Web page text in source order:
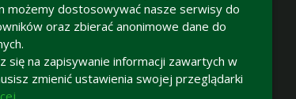
możemy dostosowywać nasze serwisy do
oraz zbierać anonimowe dane do
się na zapisywanie informacji zawartych w
zmienić ustawienia swojej przeglądarki